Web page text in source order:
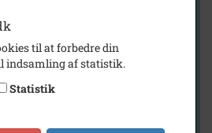
til at forbedre din
indsamling af statistik.
Statistik